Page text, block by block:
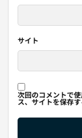
サイト
次回のコメントで
ス、サイトを保存す